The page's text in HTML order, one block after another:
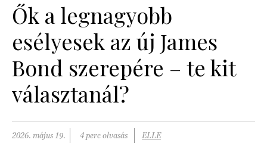
SZÉPSÉG
PSZICHÉ
PÁRKAPCSOLAT
Ők a legnagyobb
esélyesek az új James
Bond szerepére – te kit
választanál?
2026. május 19. 4 perc olvasás ELLE